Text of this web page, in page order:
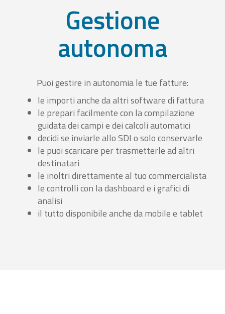
Gestione
autonoma
Puoi gestire in autonomia le tue fatture:
le importi anche da altri software di fattura
le prepari facilmente con la compilazione
guidata dei campi e dei calcoli automatici
decidi se inviarle allo SDI o solo conservarle
le puoi scaricare per trasmetterle ad altri
destinatari
le inoltri direttamente al tuo commercialista
le controlli con la dashboard e i grafici di
analisi
il tutto disponibile anche da mobile e tablet